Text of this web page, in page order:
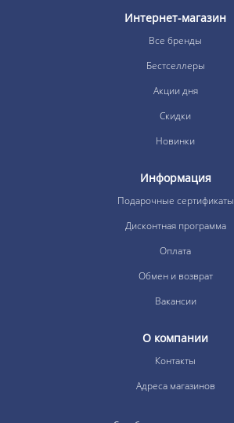
Интернет-магазин
Все бренды
Бестселлеры
Акции дня
Скидки
Новинки
Информация
Подарочные сертификаты
Дисконтная программа
Оплата
Обмен и возврат
Вакансии
О компании
Контакты
Адреса магазинов